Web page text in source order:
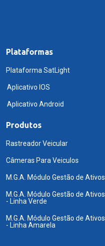
Plataformas
Plataforma SatLight
Aplicativo IOS
Aplicativo Android
Produtos
Rastreador Veicular
Câmeras Para Veiculos
M.G.A. Módulo Gestão de Ativos
M.G.A. Módulo Gestão de Ativos
- Linha Verde
M.G.A. Módulo Gestão de Ativos
- Linha Amarela